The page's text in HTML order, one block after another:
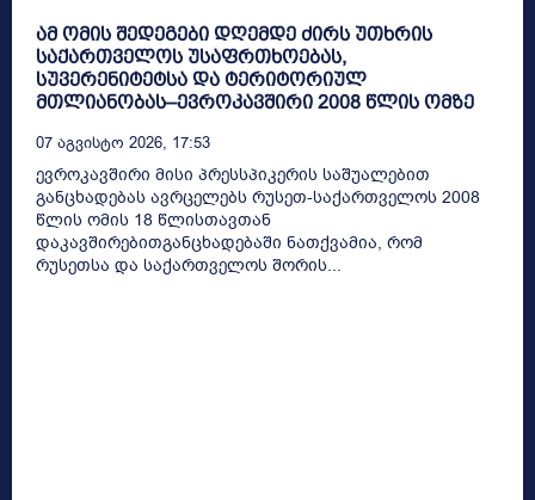
ამ ომის შედეგები დღემდე ძირს უთხრის
საქართველოს უსაფრთხოებას,
სუვერენიტეტსა და ტერიტორიულ
მთლიანობას–ევროკავშირი 2008 წლის ომზე
07 Აგვისტო 2026, 17:53
ევროკავშირი მისი პრესსპიკერის საშუალებით
განცხადებას ავრცელებს რუსეთ-საქართველოს 2008
წლის ომის 18 წლისთავთან
დაკავშირებითგანცხადებაში ნათქვამია, რომ
რუსეთსა და საქართველოს შორის...